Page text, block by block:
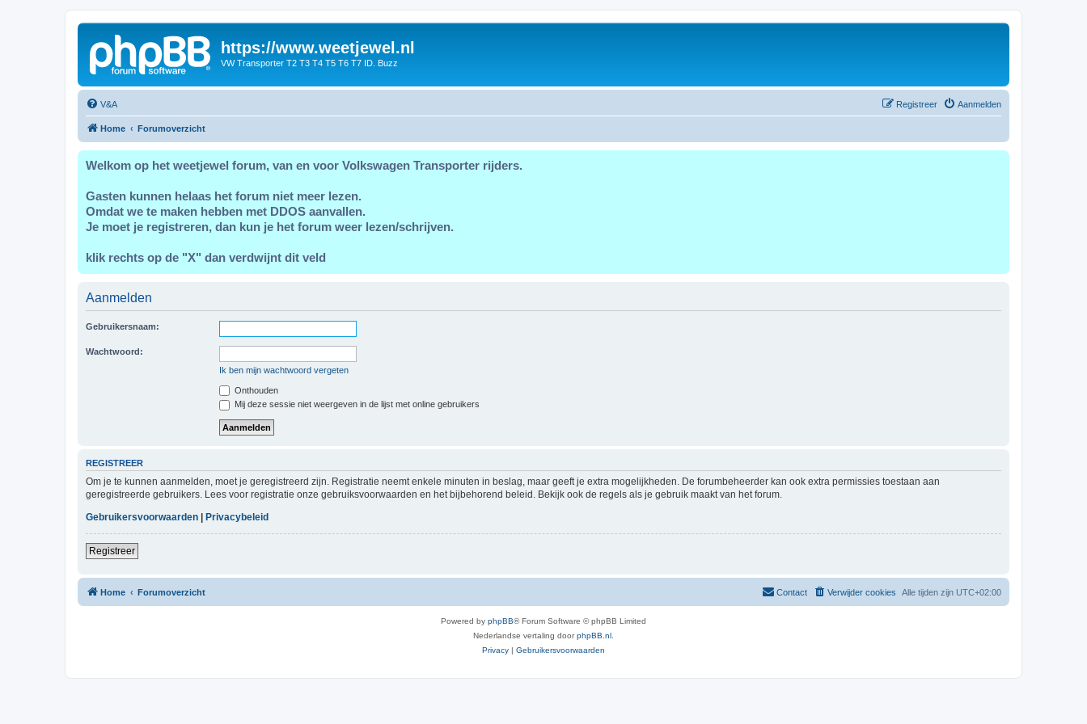
https://www.weetjewel.nl
VW Transporter T2 T3 T4 T5 T6 T7 ID. Buzz
V&A Aanmelden
Registreer
Home Forumoverzicht
Welkom op het weetjewel forum, van en voor Volkswagen Transporter rijders.
Gasten kunnen helaas het forum niet meer lezen.
Omdat we te maken hebben met DDOS aanvallen.
Je moet je registreren, dan kun je het forum weer lezen/schrijven.
klik rechts op de "X" dan verdwijnt dit veld
Aanmelden
Gebruikersnaam:
Wachtwoord:
Ik ben mijn wachtwoord vergeten
Onthouden
Mij deze sessie niet weergeven in de lijst met online gebruikers
REGISTREER
Om je te kunnen aanmelden, moet je geregistreerd zijn. Registratie neemt enkele minuten in beslag, maar geeft je extra mogelijkheden. De forumbeheerder kan ook extra permissies toestaan aan
geregistreerde gebruikers. Lees voor registratie onze gebruiksvoorwaarden en het bijbehorend beleid. Bekijk ook de regels als je gebruik maakt van het forum.
Gebruikersvoorwaarden
Privacybeleid
Registreer
Home Forumoverzicht Alle tijden zijn UTC+02:00
Verwijder cookies
Contact
Powered by phpBB® Forum Software © phpBB Limited
Nederlandse vertaling doorphpBB.nl.
Privacy | Gebruikersvoorwaarden